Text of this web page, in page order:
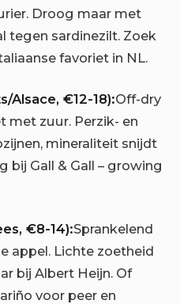
Droog maar met
tegen sardinezilt. Zoek
favoriet in NL.
Alsace, €12-18):Off-dry
met zuur. Perzik- en
mineraliteit snijdt
bij Gall & Gall – growing
€8-14):Sprankelend
appel. Lichte zoetheid
bij Albert Heijn. Of
voor peer en